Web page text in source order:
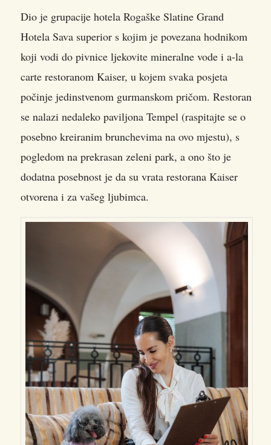
Dio je grupacije hotela Rogaške Slatine Grand
Hotela Sava superior s kojim je povezana hodnikom
koji vodi do pivnice ljekovite mineralne vode i a-la
carte restoranom Kaiser, u kojem svaka posjeta
počinje jedinstvenom gurmanskom pričom. Restoran
se nalazi nedaleko paviljona Tempel (raspitajte se o
posebno kreiranim brunchevima na ovo mjestu), s
pogledom na prekrasan zeleni park, a ono što je
dodatna posebnost je da su vrata restorana Kaiser
otvorena i za vašeg ljubimca.